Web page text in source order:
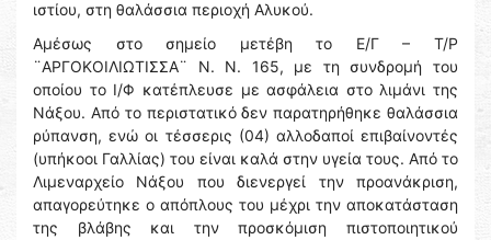
ιστίου, στη θαλάσσια περιοχή Αλυκού.
Αμέσως στο σημείο μετέβη το Ε/Γ – Τ/Ρ
¨ΑΡΓΟΚΟΙΛΙΩΤΙΣΣΑ¨ Ν. Ν. 165, με τη συνδρομή του
οποίου το Ι/Φ κατέπλευσε με ασφάλεια στο λιμάνι της
Νάξου. Από το περιστατικό δεν παρατηρήθηκε θαλάσσια
ρύπανση, ενώ οι τέσσερις (04) αλλοδαποί επιβαίνοντές
(υπήκοοι Γαλλίας) του είναι καλά στην υγεία τους. Από το
Λιμεναρχείο Νάξου που διενεργεί την προανάκριση,
απαγορεύτηκε ο απόπλους του μέχρι την αποκατάσταση
της βλάβης και την προσκόμιση πιστοποιητικού